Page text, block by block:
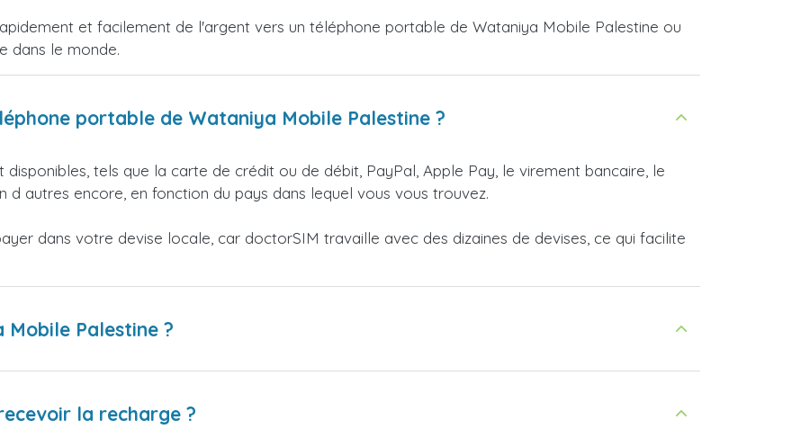
et facilement de l'argent vers un téléphone portable de Wataniya Mobile Palestine ou
dans le monde.
portable de Wataniya Mobile Palestine ?
disponibles, tels que la carte de crédit ou de débit, PayPal, Apple Pay, le virement bancaire, le
autres encore, en fonction du pays dans lequel vous vous trouvez.
dans votre devise locale, car doctorSIM travaille avec des dizaines de devises, ce qui facilite
Palestine ?
la recharge ?